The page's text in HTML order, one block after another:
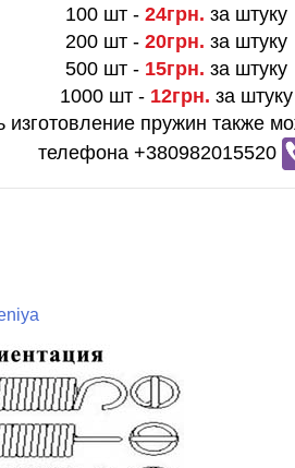
100 шт -24грн. за штуку
200 шт -20грн. за штуку
500 шт - 15грн. за штуку
1000 шт - 12грн. за штуку
изготовление пружин также
телефона +380982015520